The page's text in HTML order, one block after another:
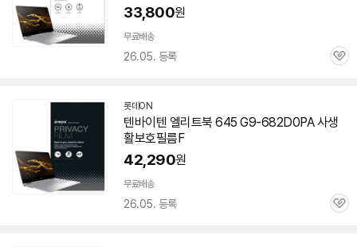
33,800원
무료배송
26.05. 등록
관
롯데ON
텐바이텐 엘리트북 645 G9-682D0PA 사생
활보호필름F
42,290원
무료배송
26.05. 등록
관